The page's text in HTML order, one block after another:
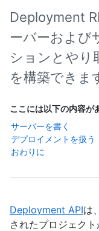
ここには以下の内容が
サーバーを書く
デプロイメントを扱う
おわりに
Deployment
ーバーおよび
ションとや
を構築できま
Deployment APIは
されたプロジェク